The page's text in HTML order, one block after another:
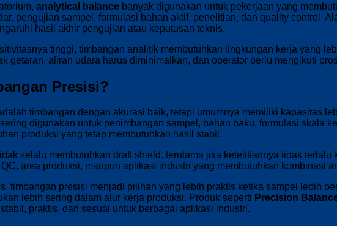
analytical balance banyak digunakan untuk pekerjaan yang
pengujian sampel, formulasi bahan aktif, penelitian, dan quality control.
hasil akhir pengujian atau keputusan teknis.
tinggi, timbangan analitik membutuhkan lingkungan kerja yang
getaran, aliran udara harus diminimalkan, dan operator perlu mengikuti
Presisi?
timbangan dengan akurasi baik, tetapi umumnya memiliki kapasitas
digunakan untuk penimbangan sampel, bahan baku, formulasi skala
produksi yang tetap membutuhkan hasil stabil.
selalu membutuhkan draft shield, terutama jika ketelitiannya tidak
area produksi, maupun aplikasi industri yang membutuhkan kombinasi
timbangan presisi menjadi pilihan yang lebih praktis ketika sampel lebih
lebih sering dalam alur kerja produksi. Produk seperti Precision
praktis, dan sesuai untuk berbagai aplikasi industri.